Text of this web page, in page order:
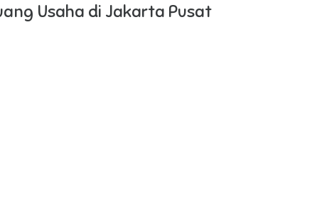
Usaha di Jakarta Pusat